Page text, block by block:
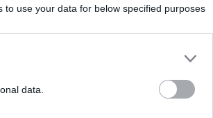
use your data for below specified purposes
data.